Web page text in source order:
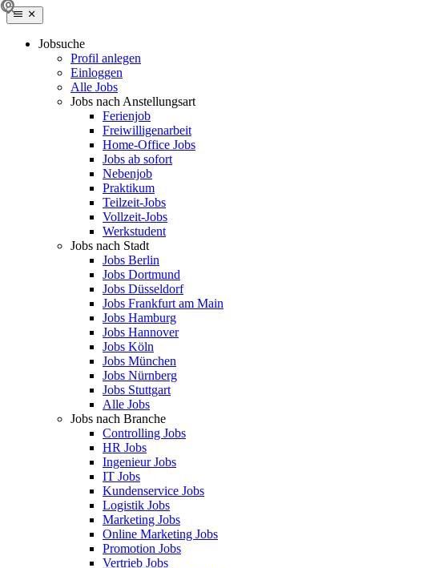
Jobsuche
Profil anlegen
Einloggen
Alle Jobs
Jobs nach Anstellungsart
Ferienjob
Freiwilligenarbeit
Home-Office Jobs
Jobs ab sofort
Nebenjob
Praktikum
Teilzeit-Jobs
Vollzeit-Jobs
Werkstudent
Jobs nach Stadt
Jobs Berlin
Jobs Dortmund
Jobs Düsseldorf
Jobs Frankfurt am Main
Jobs Hamburg
Jobs Hannover
Jobs Köln
Jobs München
Jobs Nürnberg
Jobs Stuttgart
Alle Jobs
Jobs nach Branche
Controlling Jobs
HR Jobs
Ingenieur Jobs
IT Jobs
Kundenservice Jobs
Logistik Jobs
Marketing Jobs
Online Marketing Jobs
Promotion Jobs
Vertrieb Jobs